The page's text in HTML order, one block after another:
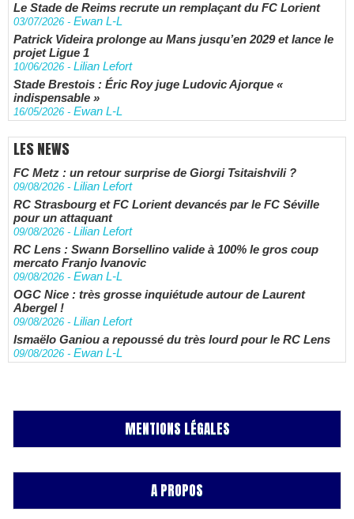
Le Stade de Reims recrute un remplaçant du FC Lorient
03/07/2026 - Ewan L-L
Patrick Videira prolonge au Mans jusqu’en 2029 et lance le
projet Ligue 1
10/06/2026 - Lilian Lefort
Stade Brestois : Éric Roy juge Ludovic Ajorque «
indispensable »
16/05/2026 - Ewan L-L
LES NEWS
FC Metz : un retour surprise de Giorgi Tsitaishvili ?
09/08/2026 - Lilian Lefort
RC Strasbourg et FC Lorient devancés par le FC Séville
pour un attaquant
09/08/2026 - Lilian Lefort
RC Lens : Swann Borsellino valide à 100% le gros coup
mercato Franjo Ivanovic
09/08/2026 - Ewan L-L
OGC Nice : très grosse inquiétude autour de Laurent
Abergel !
09/08/2026 - Lilian Lefort
Ismaëlo Ganiou a repoussé du très lourd pour le RC Lens
09/08/2026 - Ewan L-L
MENTIONS LÉGALES
A PROPOS